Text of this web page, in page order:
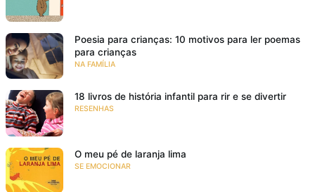
Poesia para crianças: 10 motivos para ler poemas
para crianças
NA FAMÍLIA
18 livros de história infantil para rir e se divertir
RESENHAS
O meu pé de laranja lima
SE EMOCIONAR